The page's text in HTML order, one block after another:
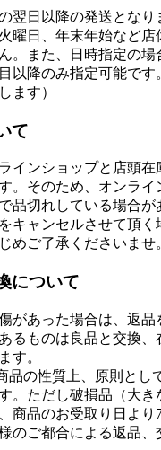
翌日以降の発送となり
曜日、年末年始など店
。また、日時指定の場
以降のみ指定可能です
ます）
て
インショップと店頭在
。そのため、オンライ
品切れしている場合
キャンセルさせて頂く
めご了承くださいませ
について
があった場合は、返品
るものは良品と交換、
す。
品の性質上、原則とし
。ただし破損品（大き
商品のお受取り日より
のご都合による返品、